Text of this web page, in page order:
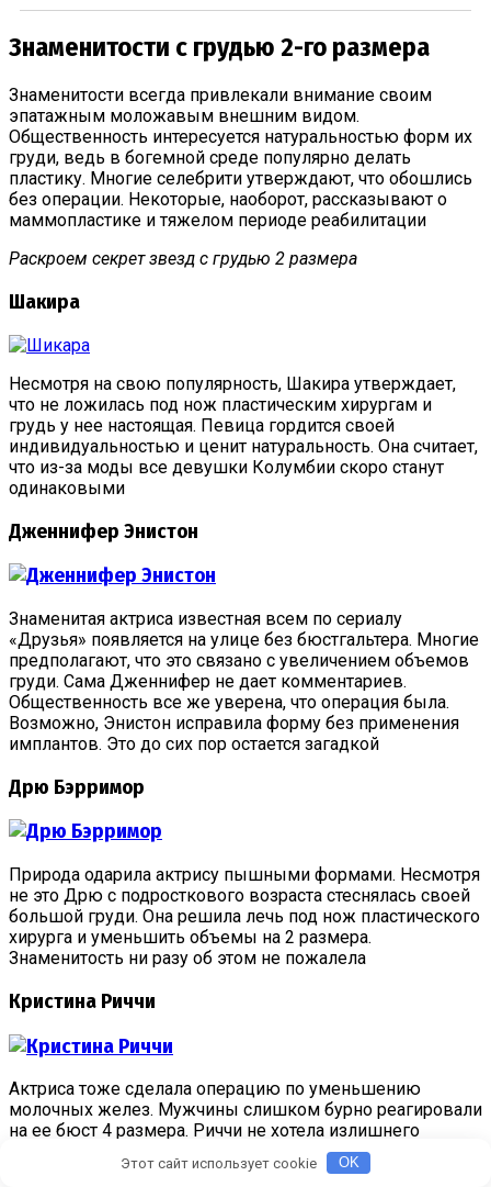
Знаменитости с грудью 2-го размера
Знаменитости всегда привлекали внимание своим
эпатажным моложавым внешним видом.
Общественность интересуется натуральностью форм их
груди, ведь в богемной среде популярно делать
пластику. Многие селебрити утверждают, что обошлись
без операции. Некоторые, наоборот, рассказывают о
маммопластике и тяжелом периоде реабилитации
Раскроем секрет звезд с грудью 2 размера
Шакира
Несмотря на свою популярность, Шакира утверждает,
что не ложилась под нож пластическим хирургам и
грудь у нее настоящая. Певица гордится своей
индивидуальностью и ценит натуральность. Она считает,
что из-за моды все девушки Колумбии скоро станут
одинаковыми
Дженнифер Энистон
Знаменитая актриса известная всем по сериалу
«Друзья» появляется на улице без бюстгальтера. Многие
предполагают, что это связано с увеличением объемов
груди. Сама Дженнифер не дает комментариев.
Общественность все же уверена, что операция была.
Возможно, Энистон исправила форму без применения
имплантов. Это до сих пор остается загадкой
Дрю Бэрримор
Природа одарила актрису пышными формами. Несмотря
не это Дрю с подросткового возраста стеснялась своей
большой груди. Она решила лечь под нож пластического
хирурга и уменьшить объемы на 2 размера.
Знаменитость ни разу об этом не пожалела
Кристина Риччи
Актриса тоже сделала операцию по уменьшению
молочных желез. Мужчины слишком бурно реагировали
на ее бюст 4 размера. Риччи не хотела излишнего
внимания. Ведь многие воспринимали ее не как
личность, а как сексуальный объект. Поэтому Кристина
Этот сайт использует cookie OK